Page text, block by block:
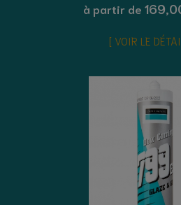
à partir de
VOIR LE